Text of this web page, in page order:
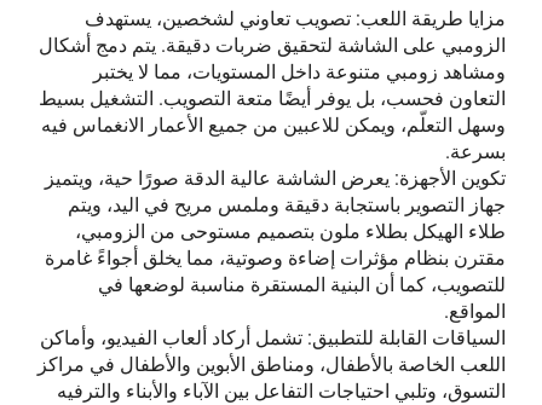
مزايا طريقة اللعب: تصويب تعاوني لشخصين، يستهدف
الزومبي على الشاشة لتحقيق ضربات دقيقة. يتم دمج أشكال
ومشاهد زومبي متنوعة داخل المستويات، مما لا يختبر
التعاون فحسب، بل يوفر أيضًا متعة التصويب. التشغيل بسيط
وسهل التعلّم، ويمكن للاعبين من جميع الأعمار الانغماس فيه
بسرعة.
تكوين الأجهزة: يعرض الشاشة عالية الدقة صورًا حية، ويتميز
جهاز التصوير باستجابة دقيقة وملمس مريح في اليد، ويتم
طلاء الهيكل بطلاء ملون بتصميم مستوحى من الزومبي،
مقترن بنظام مؤثرات إضاءة وصوتية، مما يخلق أجواءً غامرة
للتصويب، كما أن البنية المستقرة مناسبة لوضعها في
المواقع.
السياقات القابلة للتطبيق: تشمل أركاد ألعاب الفيديو، وأماكن
اللعب الخاصة بالأطفال، ومناطق الأبوين والأطفال في مراكز
التسوق، وتلبي احتياجات التفاعل بين الآباء والأبناء والترفيه